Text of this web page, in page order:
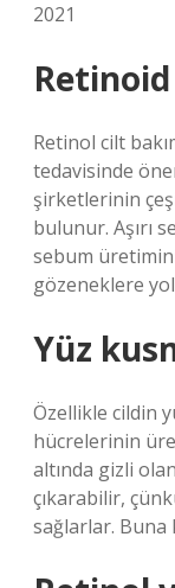
2021
Retinol cilt
tedavisinde
şirketlerinin
bulunur. Aşırı
sebum
gözeneklere
Yüz
Özellikle cildin
hücrelerinin
altında gizli
çıkarabilir,
sağlarlar. Buna